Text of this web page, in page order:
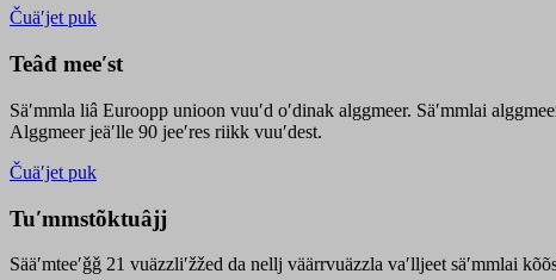
Čuäʹjet puk
Teâđ meeʹst
Säʹmmla liâ Euroopp unioon vuuʹd oʹdinak alggmeer. Säʹmmlai
Alggmeer jeäʹlle 90 jeeʹres riikk vuuʹdest.
Čuäʹjet puk
Tuʹmmstõktuâjj
Sääʹmteeʹǧǧ 21 vuäzzliʹžžed da nellj väärrvuäzzla vaʹlljeet säʹmmlai